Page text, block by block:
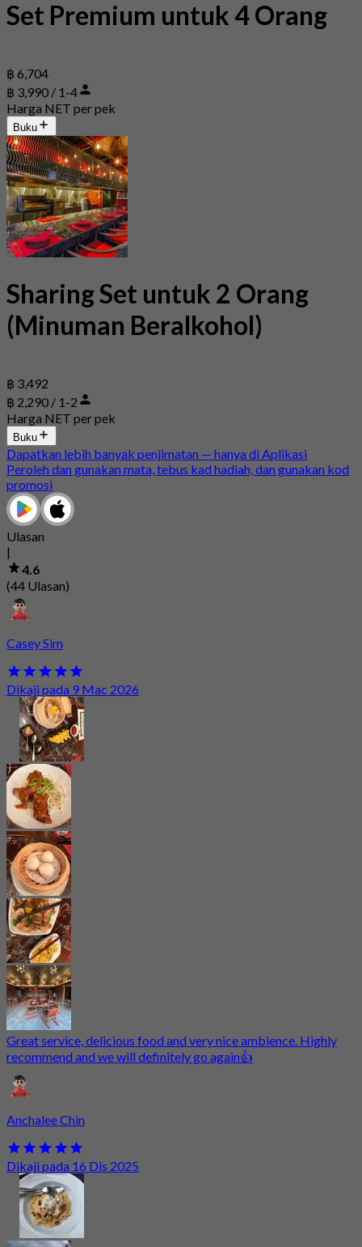
Set Premium untuk 4 Orang
฿ 6,704
฿ 3,990 / 1-4
Harga NET per pek
Buku
Sharing Set untuk 2 Orang
(Minuman Beralkohol)
฿ 3,492
฿ 2,290 / 1-2
Harga NET per pek
Buku
Dapatkan lebih banyak penjimatan — hanya di Aplikasi
Peroleh dan gunakan mata, tebus kad hadiah, dan gunakan kod
promosi
Ulasan
|
4.6
(44 Ulasan)
Casey Sim
Dikaji pada 9 Mac 2026
Great service, delicious food and very nice ambience. Highly
recommend and we will definitely go again👍
Anchalee Chin
Dikaji pada 16 Dis 2025